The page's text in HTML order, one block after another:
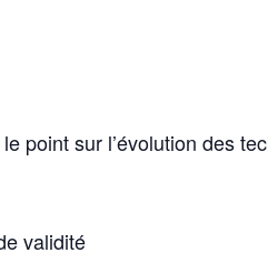
point sur l’évolution des
validité